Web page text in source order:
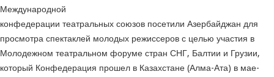
Международной
конфедерации театральных союзов посетили Азербайджан для
просмотра спектаклей молодых режиссеров с целью участия в
Молодежном театральном форуме стран СНГ, Балтии и Грузии,
который Конфедерация прошел в Казахстане (Алма-Ата) в мае-